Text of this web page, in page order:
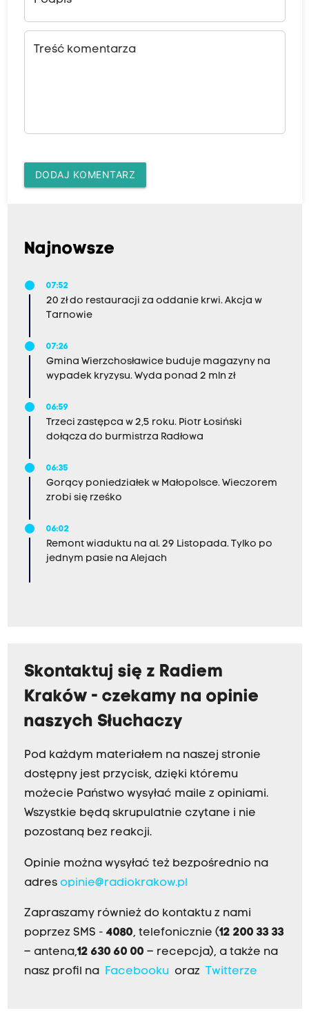
Treść komentarza
DODAJ KOMENTARZ
Najnowsze
07:52
20 zł do restauracji za oddanie krwi. Akcja w
Tarnowie
07:26
Gmina Wierzchosławice buduje magazyny na
wypadek kryzysu. Wyda ponad 2 mln zł
06:59
Trzeci zastępca w 2,5 roku. Piotr Łosiński
dołącza do burmistrza Radłowa
06:35
Gorący poniedziałek w Małopolsce. Wieczorem
zrobi się rześko
06:02
Remont wiaduktu na al. 29 Listopada. Tylko po
jednym pasie na Alejach
Skontaktuj się z Radiem
Kraków - czekamy na opinie
naszych Słuchaczy
Pod każdym materiałem na naszej stronie
dostępny jest przycisk, dzięki któremu
możecie Państwo wysyłać maile z opiniami.
Wszystkie będą skrupulatnie czytane i nie
pozostaną bez reakcji.
Opinie można wysyłać też bezpośrednio na
adres opinie@radiokrakow.pl
Zapraszamy również do kontaktu z nami
poprzez SMS - 4080, telefonicznie (12 200 33 33
– antena,12 630 60 00 – recepcja), a także na
nasz profil na
Facebookuoraz Twitterze